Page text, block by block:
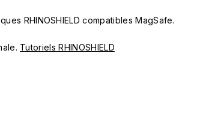
RHINOSHIELD compatibles MagSafe.
Tutoriels RHINOSHIELD